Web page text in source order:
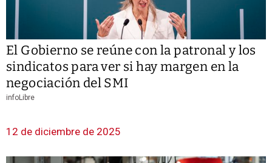
El Gobierno se reúne con la patronal y los
sindicatos para ver si hay margen en la
negociación del SMI
infoLibre
12 de diciembre de 2025